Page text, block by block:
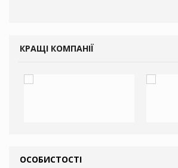
КРАЩІ КОМПАНІЇ
ОСОБИСТОСТІ